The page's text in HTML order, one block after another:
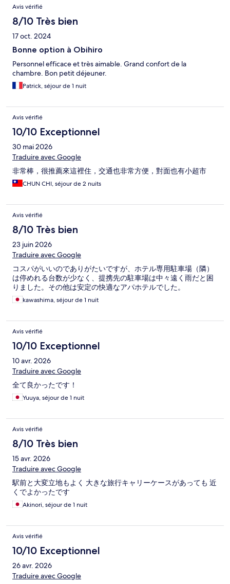
Avis
Avis vérifié
8/10 Très bien
17 oct. 2024
Bonne option à Obihiro
Personnel efficace et très aimable. Grand confort de la
chambre. Bon petit déjeuner.
Patrick, séjour de 1 nuit
Avis vérifié
10/10 Exceptionnel
30 mai 2026
Traduire avec Google
非常棒，很推薦來這裡住，交通也非常方便，對面也有小超市
CHUN CHI, séjour de 2 nuits
Avis vérifié
8/10 Très bien
23 juin 2026
Traduire avec Google
コスパがいいのでありがたいですが、ホテル専用駐車場（隣）
は停めれる台数が少なく、提携先の駐車場は中々遠く雨だと困
りました。その他は安定の快適なアパホテルでした。
kawashima, séjour de 1 nuit
Avis vérifié
10/10 Exceptionnel
10 avr. 2026
Traduire avec Google
全て良かったです！
Yuuya, séjour de 1 nuit
Avis vérifié
8/10 Très bien
15 avr. 2026
Traduire avec Google
駅前と大変立地もよく 大きな旅行キャリーケースがあっても 近
くでよかったです
Akinori, séjour de 1 nuit
Avis vérifié
10/10 Exceptionnel
26 avr. 2026
Traduire avec Google